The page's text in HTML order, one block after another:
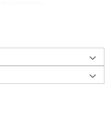
în orice baie
o soluțieeconomică,
la menținerea unui standard